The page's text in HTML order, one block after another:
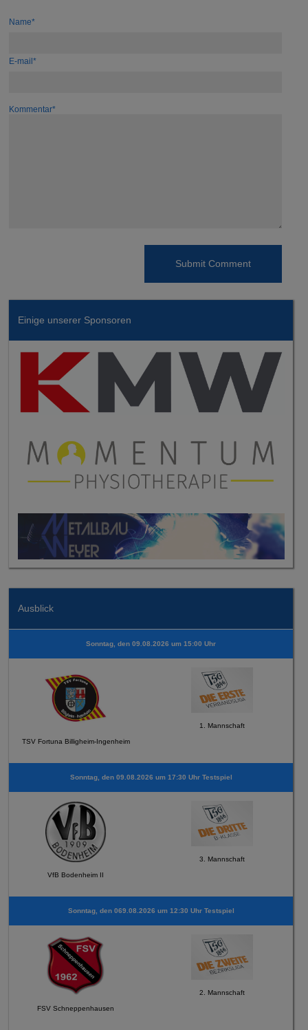
Name*
E-mail*
Kommentar*
Einige unserer Sponsoren
Ausblick
Sonntag, den 09.08.2026 um 15:00 Uhr
TSV Fortuna Billigheim-Ingenheim
1. Mannschaft
Sonntag, den 09.08.2026 um 17:30 Uhr Testspiel
VfB Bodenheim II
3. Mannschaft
Sonntag, den 069.08.2026 um 12:30 Uhr Testspiel
FSV Schneppenhausen
2. Mannschaft